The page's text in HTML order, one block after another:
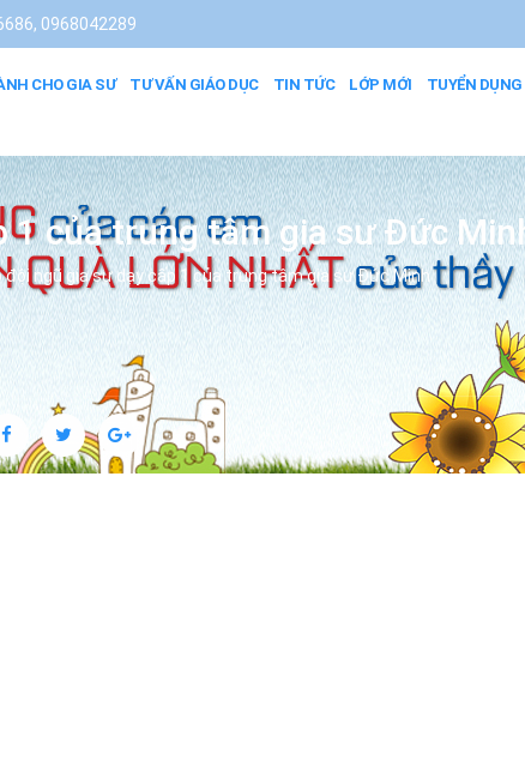
0968042289
CHO GIA SƯ TƯ VẤN GIÁO DỤC TIN TỨC LỚP MỚI TUYỂN DỤNG
1 của trung tâm gia sư Đức
đội ngũ gia sư dạy cấp 1 của trung tâm gia sư Đức Minh